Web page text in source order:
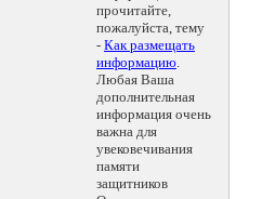
прочитайте,
пожалуйста, тему
- Как размещать
информацию.
Любая Ваша
дополнительная
информация очень
важна для
увековечивания
памяти
защитников